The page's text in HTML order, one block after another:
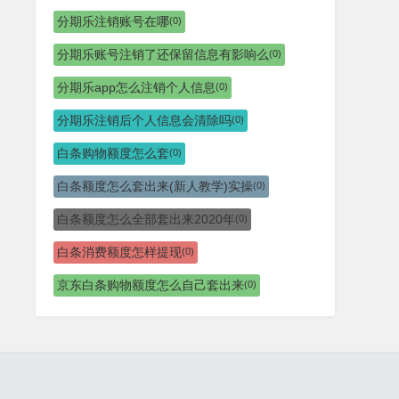
分期乐注销账号在哪(0)
分期乐账号注销了还保留信息有影响么(0)
分期乐app怎么注销个人信息(0)
分期乐注销后个人信息会清除吗(0)
白条购物额度怎么套(0)
白条额度怎么套出来(新人教学)实操(0)
白条额度怎么全部套出来2020年(0)
白条消费额度怎样提现(0)
京东白条购物额度怎么自己套出来(0)